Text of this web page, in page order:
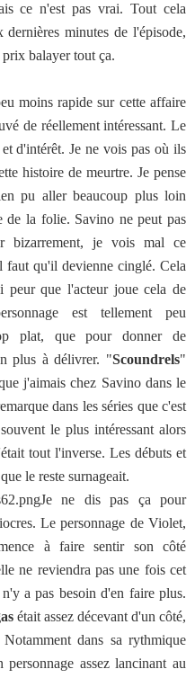
ce n'est pas vrai. Tout cela
minutes de l'épisode,
balayer tout ça.
moins rapide sur cette affaire
de réellement intéressant. Le
d'intérêt. Je ne vois pas où ils
histoire de meurtre. Je pense
pu aller beaucoup plus loin
de la folie. Savino ne peut pas
bizarrement, je vois mal ce
faut qu'il devienne cinglé. Cela
peur que l'acteur joue cela de
est tellement peu
plat, que pour donner de
plus à délivrer. "Scoundrels"
j'aimais chez Savino dans le
dans les séries que c'est
le plus intéressant alors
tout l'inverse. Les débuts et
le reste surnageait.
Je ne dis pas ça pour
Le personnage de Violet,
à faire sentir son côté
ne reviendra pas une fois cet
a pas besoin d'en faire plus.
était assez décevant d'un côté,
dans sa rythmique
assez lancinant au